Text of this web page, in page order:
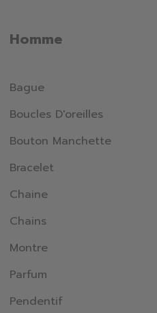
Homme
Bague
Boucles D'oreilles
Bouton Manchette
Bracelet
Chaine
Chains
Montre
Parfum
Pendentif